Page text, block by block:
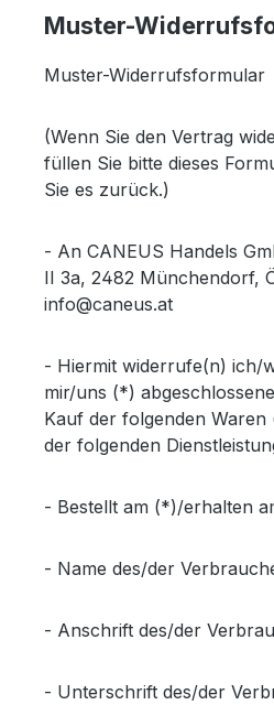
Muster-
Muster-Widerrufsformular
(Wenn Sie den Vertrag
füllen Sie bitte dieses
Sie es zurück.)
- An CANEUS Handels
II 3a, 2482 Münchendorf,
info@caneus.at
- Hiermit widerrufe(n) ich/
mir/uns (*)
Kauf der folgenden
der folgenden
- Bestellt am (*)/erhalten
- Name des/der
- Anschrift des/der
- Unterschrift des/der